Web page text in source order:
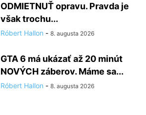
ODMIETNUŤ opravu. Pravda je
však trochu...
Róbert Hallon - 8. augusta 2026
GTA 6 má ukázať až 20 minút
NOVÝCH záberov. Máme sa...
Róbert Hallon - 8. augusta 2026